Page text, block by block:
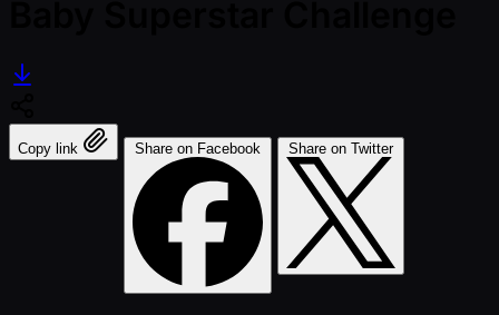
Copy link Share on Facebook Share on Twitter